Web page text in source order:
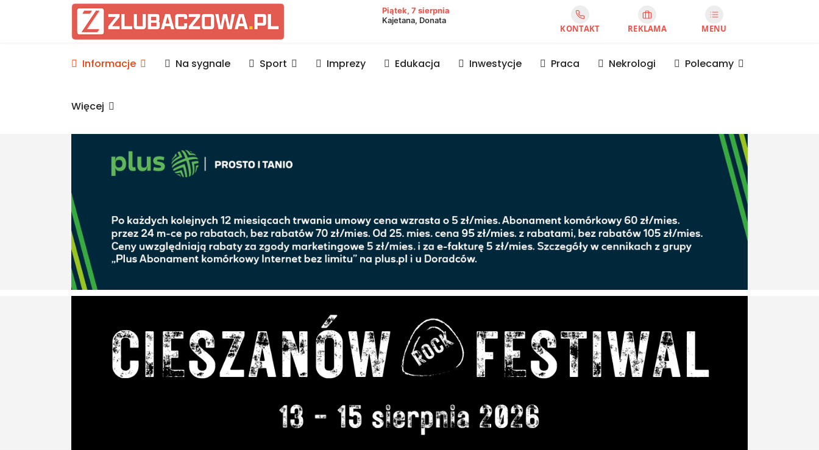
Informacje Lubaczów, powiat lubaczowski
Piątek, 7 sierpnia
Kajetana, Donata
KONTAKT REKLAMA MENU
Informacje Na sygnale Sport Imprezy Edukacja Inwestycje Praca Nekrologi Polecamy
Więcej